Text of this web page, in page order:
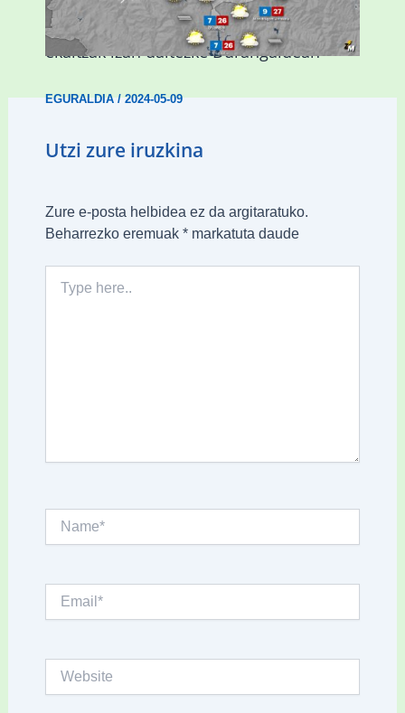
Asteburuan 25 gradu baino gehiago eta
ekaitzak izan daitezke Durangaldean
EGURALDIA/2024-05-09
Utzi zure iruzkina
Zure e-posta helbidea ez da argitaratuko.
Beharrezko eremuak *markatuta daude
here..
Name*